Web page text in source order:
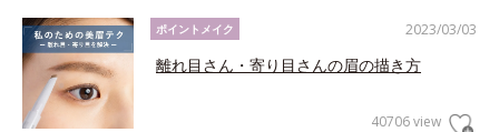
2023/03/03
ポイントメイク
離れ目さん・寄り目さんの眉の描き方
40706 view